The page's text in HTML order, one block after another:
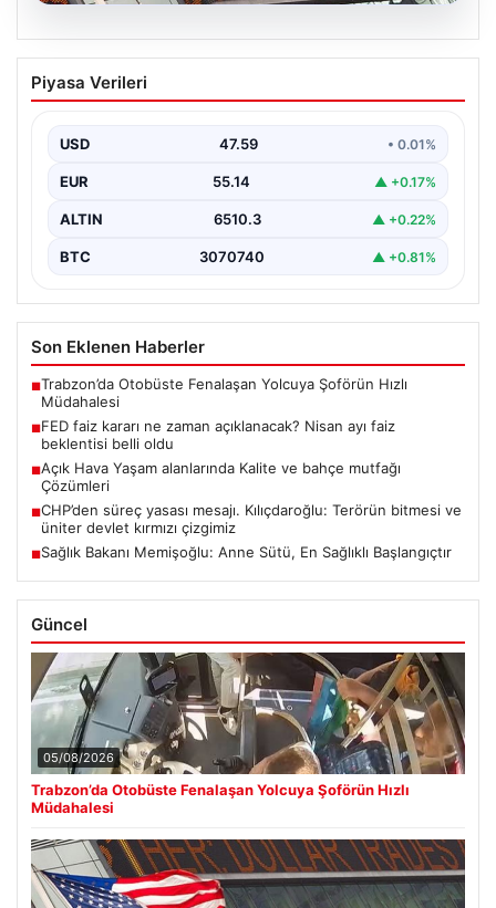
05.08.2026
FED faiz kararı ne zaman açıklanacak?
Nisan ayı faiz beklentisi belli oldu
Piyasa Verileri
USD 47.59 • 0.01%
EUR 55.14 ▲ +0.17%
ALTIN 6510.3 ▲ +0.22%
BTC 3070740 ▲ +0.81%
Son Eklenen Haberler
■Trabzon’da Otobüste Fenalaşan Yolcuya Şoförün Hızlı
Müdahalesi
■FED faiz kararı ne zaman açıklanacak? Nisan ayı faiz
beklentisi belli oldu
■Açık Hava Yaşam alanlarında Kalite ve bahçe mutfağı
Çözümleri
■CHP’den süreç yasası mesajı. Kılıçdaroğlu: Terörün bitmesi ve
üniter devlet kırmızı çizgimiz
■Sağlık Bakanı Memişoğlu: Anne Sütü, En Sağlıklı Başlangıçtır
Güncel
05/08/2026
Trabzon’da Otobüste Fenalaşan Yolcuya Şoförün Hızlı
Müdahalesi